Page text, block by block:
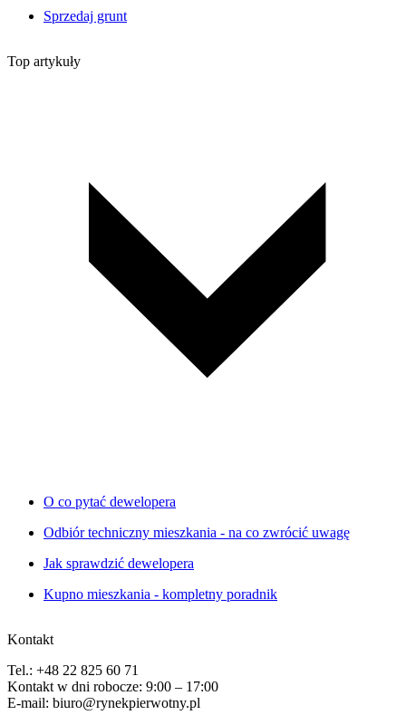
Sprzedaj grunt
Top artykuły
O co pytać dewelopera
Odbiór techniczny mieszkania - na co zwrócić uwagę
Jak sprawdzić dewelopera
Kupno mieszkania - kompletny poradnik
Kontakt
Tel.: +48 22 825 60 71
Kontakt w dni robocze: 9:00 – 17:00
E-mail: biuro@rynekpierwotny.pl